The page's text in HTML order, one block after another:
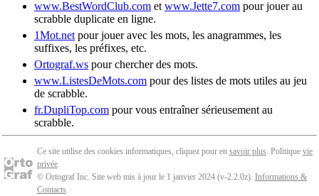
www.BestWordClub.com et www.Jette7.com pour jouer au
scrabble duplicate en ligne.
1Mot.net pour jouer avec les mots, les anagrammes, les
suffixes, les préfixes, etc.
Ortograf.ws pour chercher des mots.
www.ListesDeMots.com pour des listes de mots utiles au jeu
de scrabble.
fr.DupliTop.com pour vous entraîner sérieusement au
scrabble.
Ce site utilise des cookies informatiques, cliquez pour en savoir plus. Politique vie
privée.
© Ortograf Inc. Site web mis à jour le 1 janvier 2024 (v-2.2.0z). Informations &
Contacts.